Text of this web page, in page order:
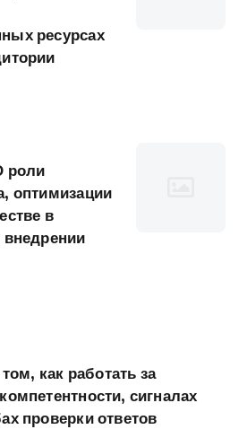
ресурсах
роли
оптимизации
в
внедрении
как работать за
сигналах
проверки ответов